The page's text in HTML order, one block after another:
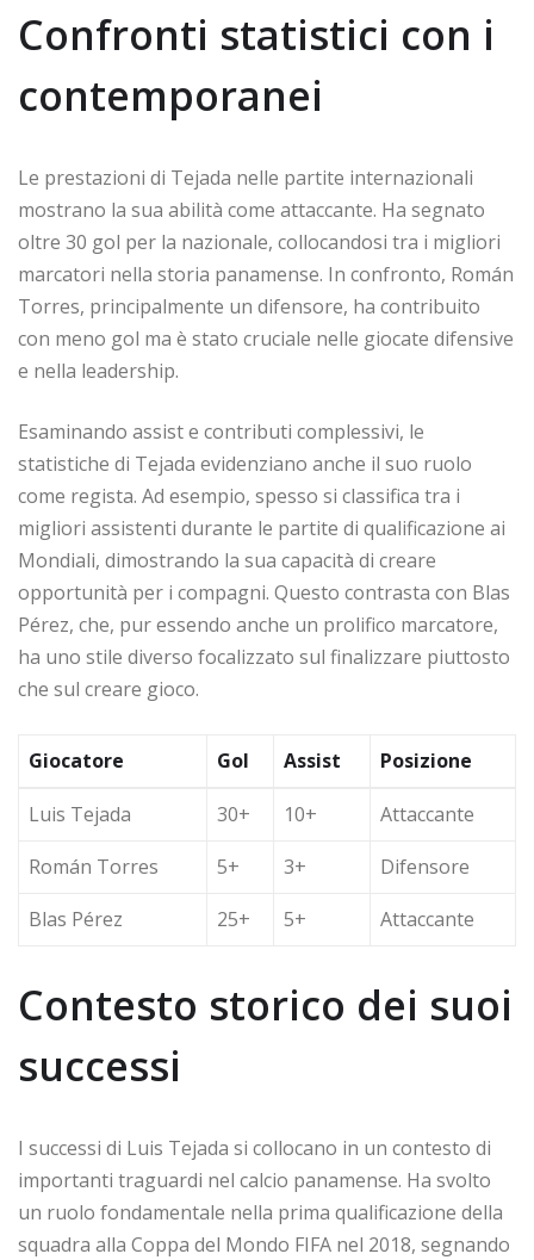
Confronti statistici con i
contemporanei
Le prestazioni di Tejada nelle partite internazionali
mostrano la sua abilità come attaccante. Ha segnato
oltre 30 gol per la nazionale, collocandosi tra i migliori
marcatori nella storia panamense. In confronto, Román
Torres, principalmente un difensore, ha contribuito
con meno gol ma è stato cruciale nelle giocate difensive
e nella leadership.
Esaminando assist e contributi complessivi, le
statistiche di Tejada evidenziano anche il suo ruolo
come regista. Ad esempio, spesso si classifica tra i
migliori assistenti durante le partite di qualificazione ai
Mondiali, dimostrando la sua capacità di creare
opportunità per i compagni. Questo contrasta con Blas
Pérez, che, pur essendo anche un prolifico marcatore,
ha uno stile diverso focalizzato sul finalizzare piuttosto
che sul creare gioco.
Giocatore Gol Assist Posizione
Luis Tejada 30+ 10+
Attaccante
Román Torres
5+ 3+
Difensore
Blas Pérez
25+ 5+ Attaccante
Contesto storico dei suoi
successi
I successi di Luis Tejada si collocano in un contesto di
importanti traguardi nel calcio panamense. Ha svolto
un ruolo fondamentale nella prima qualificazione della
squadra alla Coppa del Mondo FIFA nel 2018, segnando